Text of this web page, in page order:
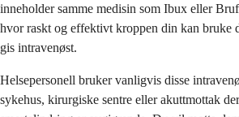
inneholder samme medisin som Ibux eller
hvor raskt og effektivt kroppen din kan bruke
gis intravenøst.
Helsepersonell bruker vanligvis disse
sykehus, kirurgiske sentre eller akuttmottak